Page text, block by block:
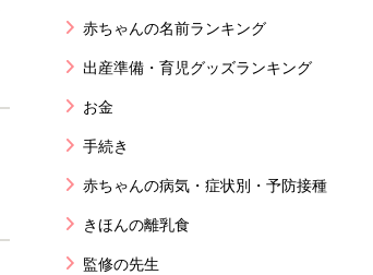
赤ちゃんの名前ランキング
出産準備・育児グッズランキング
お金
手続き
赤ちゃんの病気・症状別・予防接種
きほんの離乳食
監修の先生